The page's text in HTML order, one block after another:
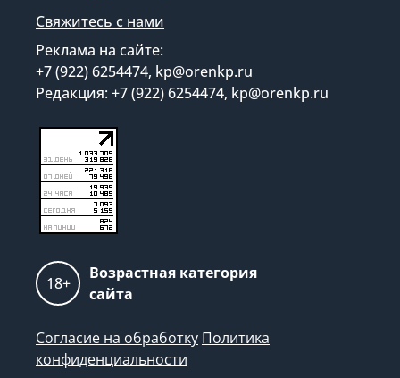
Свяжитесь с нами
Реклама на сайте:
+7 (922) 6254474, kp@orenkp.ru
Редакция: +7 (922) 6254474, kp@orenkp.ru
18+
Возрастная категория
сайта
Согласие на обработку Политика
конфиденциальности